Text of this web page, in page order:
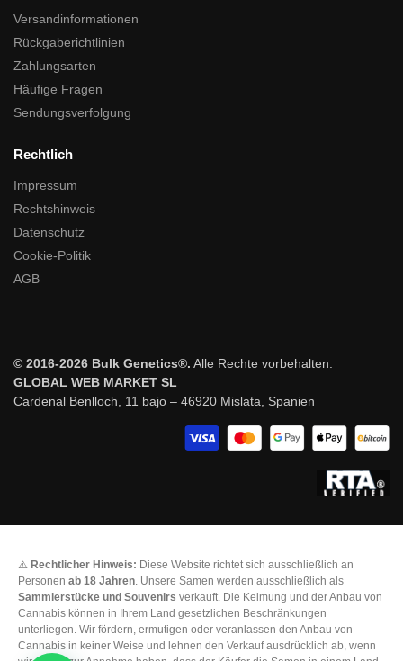
Versandinformationen
Rückgaberichtlinien
Zahlungsarten
Häufige Fragen
Sendungsverfolgung
Rechtlich
Impressum
Rechtshinweis
Datenschutz
Cookie-Politik
AGB
© 2016-2026 Bulk Genetics®. Alle Rechte vorbehalten.
GLOBAL WEB MARKET SL
Cardenal Benlloch, 11 bajo – 46920 Mislata, Spanien
⚠️ Rechtlicher Hinweis: Diese Website richtet sich ausschließlich an
Personen ab 18 Jahren . Unsere Samen werden ausschließlich als
Sammlerstücke und Souvenirs verkauft. Die Keimung und der Anbau von
Cannabis können in Ihrem Land gesetzlichen Beschränkungen
unterliegen. Wir fördern, ermutigen oder veranlassen den Anbau von
Cannabis in keiner Weise und lehnen den Verkauf ausdrücklich ab, wenn